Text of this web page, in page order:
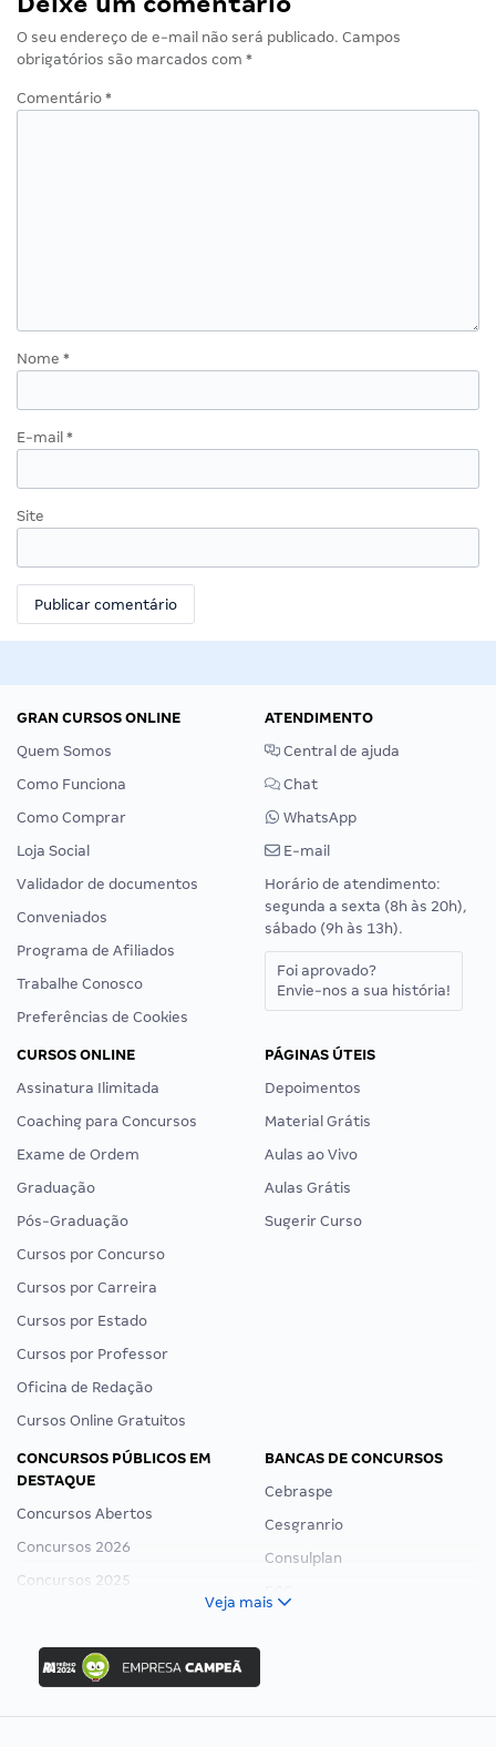
O seu endereço de e-mail não será publicado. Campos
obrigatórios são marcados com *
Comentário *
Nome *
E-mail *
Site
GRAN CURSOS ONLINE
Quem Somos
Como Funciona
Como Comprar
Loja Social
Validador de documentos
Conveniados
Programa de Afiliados
Trabalhe Conosco
Preferências de Cookies
ATENDIMENTO
Central de ajuda
Chat
WhatsApp
E-mail
Horário de atendimento:
segunda a sexta (8h às 20h),
sábado (9h às 13h).
Foi aprovado?
Envie-nos a sua história!
CURSOS ONLINE
Assinatura Ilimitada
Coaching para Concursos
Exame de Ordem
Graduação
Pós-Graduação
Cursos por Concurso
Cursos por Carreira
Cursos por Estado
Cursos por Professor
Oficina de Redação
Cursos Online Gratuitos
PÁGINAS ÚTEIS
Depoimentos
Material Grátis
Aulas ao Vivo
Aulas Grátis
Sugerir Curso
CONCURSOS PÚBLICOS EM
DESTAQUE
Concursos Abertos
Concursos 2026
Concursos 2025
Concurso Ibama
Concurso MPU
Editais publicados
BANCAS DE CONCURSOS
Cebraspe
Cesgranrio
Consulplan
Veja mais